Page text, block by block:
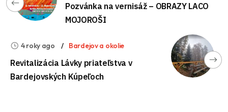
Pozvánka na vernisáž – OBRAZY LACO
MOJOROŠI
4 roky ago Bardejov a okolie
Revitalizácia Lávky priateľstva v
Bardejovských Kúpeľoch